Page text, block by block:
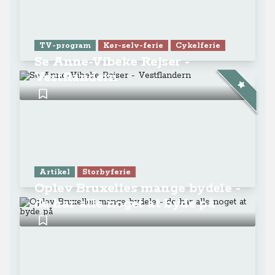
TV-program Kør-selv-ferie Cykelferie
Se Anne-Vibeke Rejser -
Vestflandern
Artikel Storbyferie
Oplev Bruxelles mange bydele -
de har alle noget at byde på